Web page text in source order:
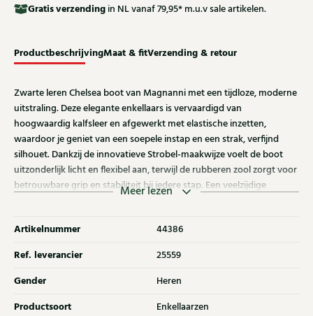
Gratisverzending in NL vanaf 79,95* m.u.v sale artikelen.
ProductbeschrijvingMaat & fitVerzending & retour
Zwarte leren Chelsea boot van Magnanni met een tijdloze, moderne
uitstraling. Deze elegante enkellaars is vervaardigd van
hoogwaardig kalfsleer en afgewerkt met elastische inzetten,
waardoor je geniet van een soepele instap en een strak, verfijnd
silhouet. Dankzij de innovatieve Strobel-maakwijze voelt de boot
uitzonderlijk licht en flexibel aan, terwijl de rubberen zool zorgt voor
betrouwbare grip en stabiliteit bij iedere stap. Een veelzijdige
ook andere Magnanni boots bij Klijsen.
Meer lezen
Artikelnummer 44386
Ref. leverancier 25559
Gender Heren
Productsoort Enkellaarzen